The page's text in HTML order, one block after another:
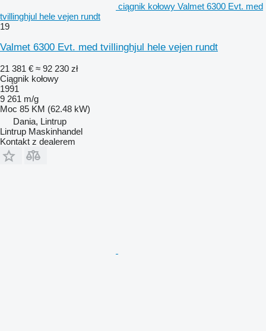
ciągnik kołowy Valmet 6300 Evt. med
tvillinghjul hele vejen rundt
19
Valmet 6300 Evt. med tvillinghjul hele vejen rundt
21 381 € ≈ 92 230 zł
Ciągnik kołowy
1991
9 261 m/g
Moc 85 KM (62.48 kW)
Dania, Lintrup
Lintrup Maskinhandel
Kontakt z dealerem